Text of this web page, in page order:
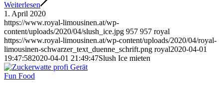
Weiterlesen
1. April 2020
https://www.royal-limousinen.at/wp-
content/uploads/2020/04/slush_ice.jpg 957 957 royal
https://www.royal-limousinen.at/wp-content/uploads/2020/04/royal-
limousinen-schwarzer_text_duenne_schrift.png royal2020-04-01
19:47:582020-04-01 21:49:47Slush Ice mieten
Fun Food